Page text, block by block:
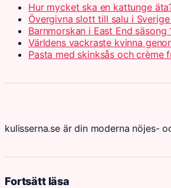
Hur mycket ska en kattunge
Övergivna slott till salu i
Barnmorskan i East End
Världens vackraste kvinna
Pasta med skinksås och crème
kulisserna.se är din moderna nöjes-
Fortsätt läsa